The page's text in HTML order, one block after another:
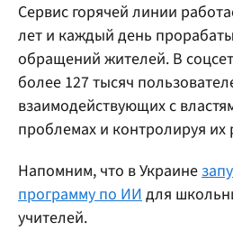
Сервис горячей линии
лет и каждый день
обращений жителей. В
более 127 тысяч
взаимодействующих с
проблемах и контролируя
Напомним, что в Украине
программу по ИИдля
учителей.